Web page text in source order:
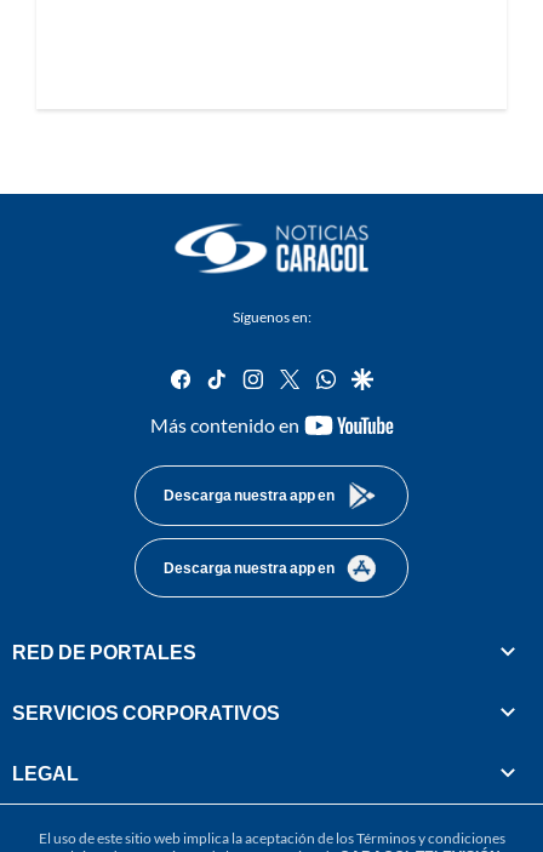
Síguenos en:
facebook
tiktok instagram
twitterwhatsapp
google
Más contenido en
youtube-
Descarga nuestra app en
Descarga nuestra app en
RED DE PORTALES
SERVICIOS CORPORATIVOS
LEGAL
El uso de este sitio web implica la aceptación de losTérminos y condiciones